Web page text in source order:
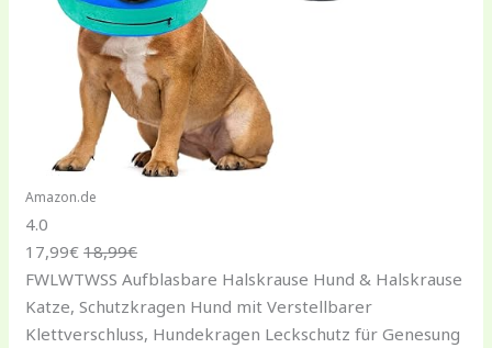
Amazon.de
4.0
17,99€18,99€
FWLWTWSS Aufblasbare Halskrause Hund & Halskrause
Katze, Schutzkragen Hund mit Verstellbarer
Klettverschluss, Hundekragen Leckschutz für Genesung